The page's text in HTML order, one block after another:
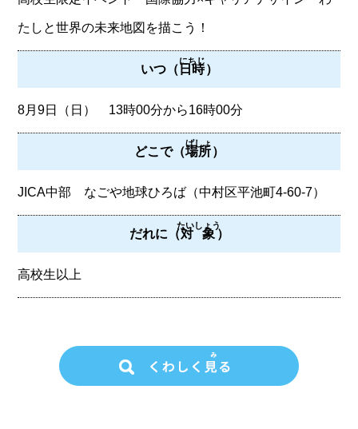
たしと世界の未来地図を描こう！
いつ（日時
にちじ
）
8月9日（日） 13時00分から16時00分
どこで（場所
ばしょ
）
JICA中部 なごや地球ひろば（中村区平池町4-60-7）
だれに（対象
たいしょう
）
高校生以上